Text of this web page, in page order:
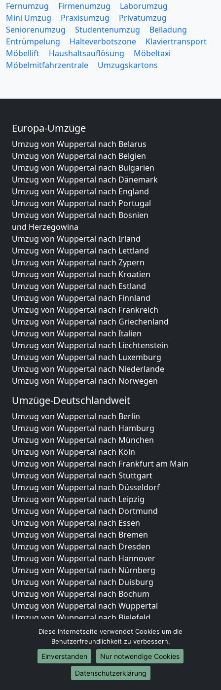
Fernumzug
Firmenumzug
Laborumzug
Mini Umzug
Praxisumzug
Privatumzug
Seniorenumzug
Studentenumzug
Beiladung
Entrümpelung
Halteverbotszone
Klaviertransport
Möbellift
Haushaltsauflösung
Möbeltaxi
Möbelmitfahrzentrale
Umzugskartons
Europa-Umzüge
Umzug von Wuppertal nach Belarus
Umzug von Wuppertal nach Belgien
Umzug von Wuppertal nach Bulgarien
Umzug von Wuppertal nach Dänemark
Umzug von Wuppertal nach England
Umzug von Wuppertal nach Portugal
Umzug von Wuppertal nach Bosnien
und Herzegowina
Umzug von Wuppertal nach Irland
Umzug von Wuppertal nach Lettland
Umzug von Wuppertal nach Zypern
Umzug von Wuppertal nach Kroatien
Umzug von Wuppertal nach Estland
Umzug von Wuppertal nach Finnland
Umzug von Wuppertal nach Frankreich
Umzug von Wuppertal nach Griechenland
Umzug von Wuppertal nach Italien
Umzug von Wuppertal nach Liechtenstein
Umzug von Wuppertal nach Luxemburg
Umzug von Wuppertal nach Niederlande
Umzug von Wuppertal nach Norwegen
Umzüge-Deutschlandweit
Umzug von Wuppertal nach Berlin
Umzug von Wuppertal nach Hamburg
Umzug von Wuppertal nach München
Umzug von Wuppertal nach Köln
Umzug von Wuppertal nach Frankfurt am Main
Umzug von Wuppertal nach Stuttgart
Umzug von Wuppertal nach Düsseldorf
Umzug von Wuppertal nach Leipzig
Umzug von Wuppertal nach Dortmund
Umzug von Wuppertal nach Essen
Umzug von Wuppertal nach Bremen
Umzug von Wuppertal nach Dresden
Umzug von Wuppertal nach Hannover
Umzug von Wuppertal nach Nürnberg
Umzug von Wuppertal nach Duisburg
Umzug von Wuppertal nach Bochum
Umzug von Wuppertal nach Wuppertal
Umzug von Wuppertal nach Bielefeld
Umzug von Wuppertal nach Bonn
Umzug von Wuppertal nach Münster
Internationale-Umzüge
Umzug von Wuppertal nach Brasilien
Diese Internetseite verwendet Cookies um die
Benutzerfreundlichkeit zu verbessern.
Einverstanden
Nur notwendige Cookies
Datenschutzerklärung